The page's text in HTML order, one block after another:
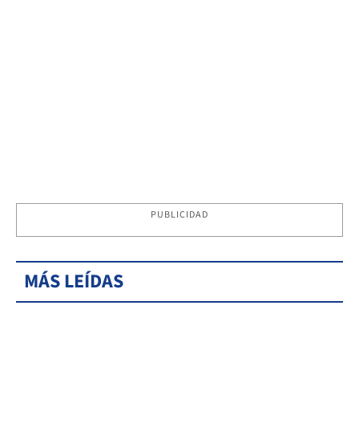
PUBLICIDAD
MÁS LEÍDAS